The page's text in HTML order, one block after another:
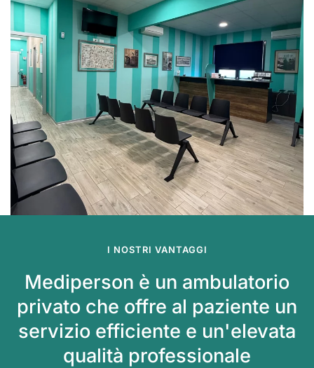
I NOSTRI VANTAGGI
Mediperson è un ambulatorio
privato che offre al paziente un
servizio efficiente e un'elevata
qualità professionale